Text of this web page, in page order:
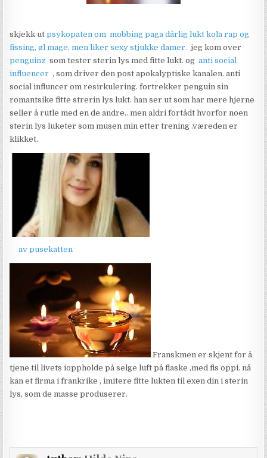
skjekk utpsykopaten om mobbing paga dårlig lukt kola rap og
fissing, øl mage, men liker sexy stjukke damer. jeg kom over
penguinz som tester sterin lys med fitte lukt. oganti social
influencer , som driver den post apokalyptiske kanalen. anti
social influncer om resirkulering. fortrekker penguin sin
romantsike fitte strerin lys lukt. han ser ut som har mere hjerne
seller å rutle med en de andre.. men aldri fortådt hvorfor noen
sterin lys luketer som musen min etter trening .væreden er
klikket.
av pusekatten
Franskmen er skjent for å
tjene til livets ioppholde på selge luft på flaske ,med fis oppi. nå
kan et firma i frankrike , imitere fitte lukten til exen din i sterin
lys, som de masse produserer.